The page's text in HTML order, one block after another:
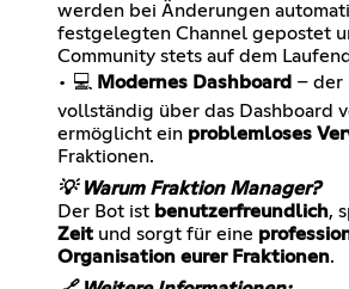
werden bei Änderungen
festgelegten Channel gepostet
Community stets auf dem
• 💻 Modernes Dashboard – der
vollständig über das Dashboard
ermöglicht ein problemloses
Fraktionen.
💡 Warum Fraktion Manager?
Der Bot ist benutzerfreundlich,
Zeit und sorgt für eine
Organisation eurer Fraktionen.